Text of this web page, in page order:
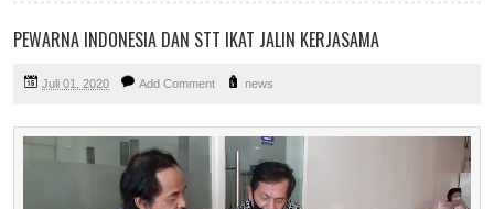
PEWARNA INDONESIA DAN STT IKAT JALIN KERJASAMA
Juli 01, 2020 Add Comment news